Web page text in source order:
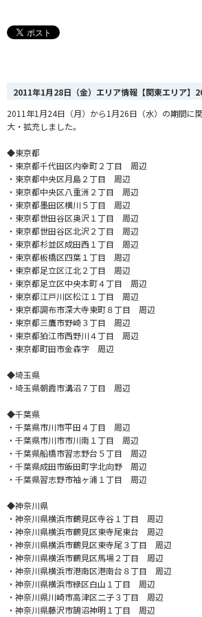
2011年1月28日（金）エリア情報【関東エリア】
2011年1月24日（月）から1月26日（水）の期間に
大・拡充しました。
◆東京都
・東京都千代田区内幸町２丁目 周辺
・東京都中央区月島２丁目 周辺
・東京都中央区八重洲２丁目 周辺
・東京都墨田区横川５丁目 周辺
・東京都世田谷区奥沢１丁目 周辺
・東京都世田谷区北沢２丁目 周辺
・東京都杉並区成田西１丁目 周辺
・東京都板橋区四葉１丁目 周辺
・東京都足立区江北２丁目 周辺
・東京都足立区中央本町４丁目 周辺
・東京都江戸川区松江１丁目 周辺
・東京都調布市深大寺東町８丁目 周辺
・東京都三鷹市野崎３丁目 周辺
・東京都狛江市西野川４丁目 周辺
・東京都町田市金森字 周辺
◆埼玉県
・埼玉県朝霞市溝沼７丁目 周辺
◆千葉県
・千葉県市川市平田４丁目 周辺
・千葉県市川市市川南１丁目 周辺
・千葉県船橋市習志野台５丁目 周辺
・千葉県成田市飯田町字北向野 周辺
・千葉県習志野市袖ヶ浦１丁目 周辺
◆神奈川県
・神奈川県横浜市鶴見区寺谷１丁目 周辺
・神奈川県横浜市鶴見区東寺尾東台 周辺
・神奈川県横浜市鶴見区東寺尾３丁目 周辺
・神奈川県横浜市鶴見区馬場２丁目 周辺
・神奈川県横浜市港南区港南台８丁目 周辺
・神奈川県横浜市緑区白山１丁目 周辺
・神奈川県川崎市高津区二子３丁目 周辺
・神奈川県藤沢市鵠沼神明１丁目 周辺